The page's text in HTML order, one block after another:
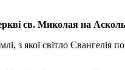
св. Миколая на
з якої світло